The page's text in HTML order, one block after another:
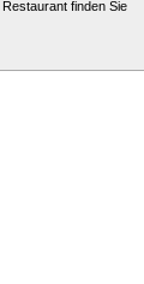
finden Sie